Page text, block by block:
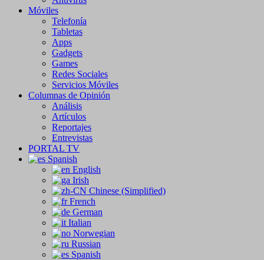
Móviles
Telefonía
Tabletas
Apps
Gadgets
Games
Redes Sociales
Servicios Móviles
Columnas de Opinión
Análisis
Artículos
Reportajes
Entrevistas
PORTAL TV
Spanish
English
Irish
Chinese (Simplified)
French
German
Italian
Norwegian
Russian
Spanish